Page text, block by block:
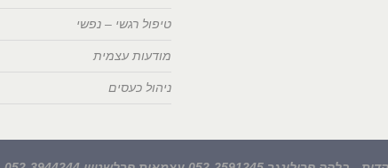
טיפול רגשי – נפשי
מודעות עצמית
ניהול כעסים